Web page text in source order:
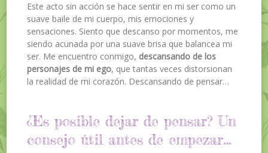
Este acto sin acción se hace sentir en mi ser como un
suave baile de mi cuerpo, mis emociones y
sensaciones. Siento que descanso por momentos, me
siendo acunada por una suave brisa que balancea mi
ser. Me encuentro conmigo, descansando de los
personajes de mi ego, que tantas veces distorsionan
la realidad de mi corazón. Descansando de pensar…
¿Es posible dejar de pensar? Un
consejo útil antes de empezar…